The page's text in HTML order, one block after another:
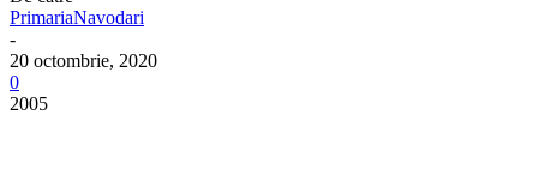
PrimariaNavodari
-
20 octombrie, 2020
0
2005